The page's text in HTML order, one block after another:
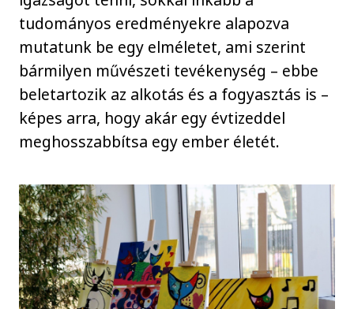
tudományos eredményekre alapozva
mutatunk be egy elméletet, ami szerint
bármilyen művészeti tevékenység – ebbe
beletartozik az alkotás és a fogyasztás is –
képes arra, hogy akár egy évtizeddel
meghosszabbítsa egy ember életét.